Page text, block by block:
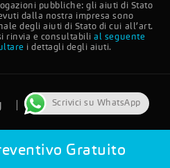
pubbliche: gli aiuti di Stato
dalla nostra impresa sono
degli aiuti di Stato di cui all’art.
rinvia e consultabilial seguente
i dettagli degli aiuti.
Cookie Policy
Gratuito
Scrivici su WhatsApp